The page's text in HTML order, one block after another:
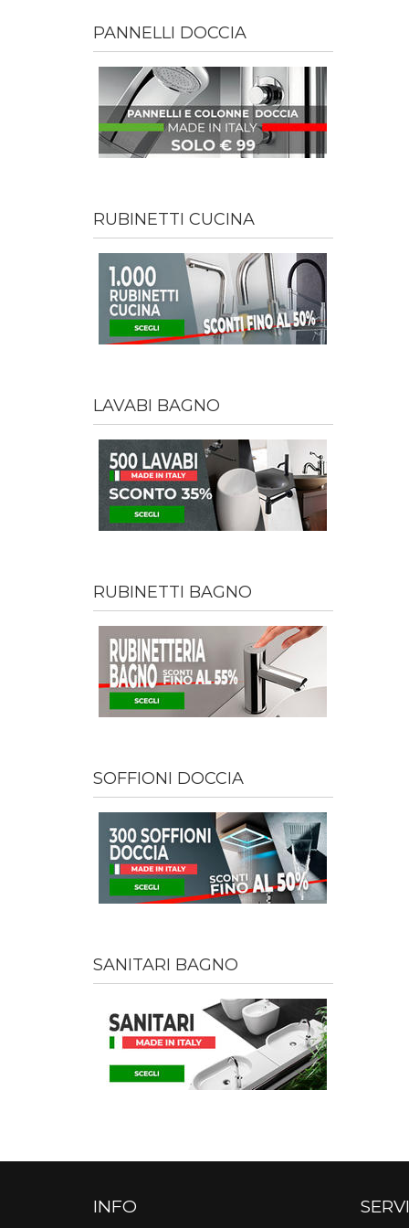
PANNELLI DOCCIA
RUBINETTI CUCINA
LAVABI BAGNO
RUBINETTI BAGNO
SOFFIONI DOCCIA
SANITARI BAGNO
INFO